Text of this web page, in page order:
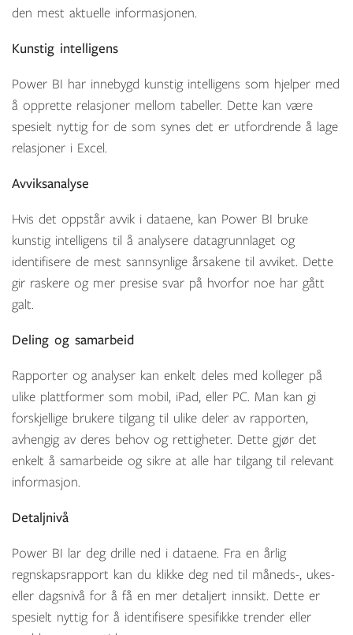
den mest aktuelle informasjonen.
Kunstig intelligens
Power BI har innebygd kunstig intelligens som hjelper med
å opprette relasjoner mellom tabeller. Dette kan være
spesielt nyttig for de som synes det er utfordrende å lage
relasjoner i Excel.
Avviksanalyse
Hvis det oppstår avvik i dataene, kan Power BI bruke
kunstig intelligens til å analysere datagrunnlaget og
identifisere de mest sannsynlige årsakene til avviket. Dette
gir raskere og mer presise svar på hvorfor noe har gått
galt.
Deling og samarbeid
Rapporter og analyser kan enkelt deles med kolleger på
ulike plattformer som mobil, iPad, eller PC. Man kan gi
forskjellige brukere tilgang til ulike deler av rapporten,
avhengig av deres behov og rettigheter. Dette gjør det
enkelt å samarbeide og sikre at alle har tilgang til relevant
informasjon.
Detaljnivå
Power BI lar deg drille ned i dataene. Fra en årlig
regnskapsrapport kan du klikke deg ned til måneds-, ukes-
eller dagsnivå for å få en mer detaljert innsikt. Dette er
spesielt nyttig for å identifisere spesifikke trender eller